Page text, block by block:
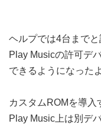
ヘルプでは4台まで
Play Musicの許可デ
できるようになった
カスタムROMを導
Play Music上は別デ